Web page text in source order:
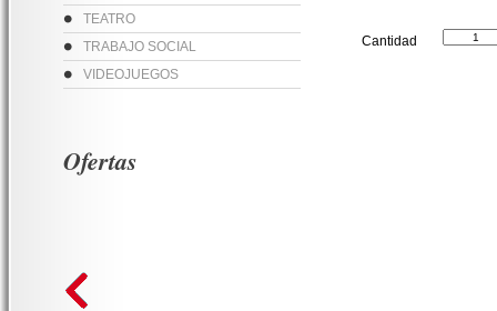
TEATRO
TRABAJO SOCIAL
VIDEOJUEGOS
Cantidad
Ofertas